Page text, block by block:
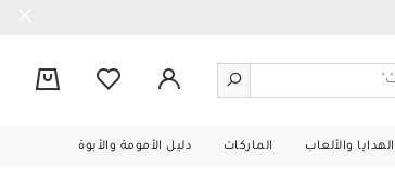
الهدايا والألعاب الماركات دليل الأمومة والأبوة